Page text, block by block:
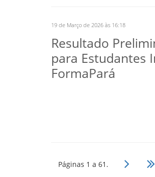
19 de Março de 2026 às 16:18
Resultado
para Estudantes
FormaPará
Páginas 1 a 61.